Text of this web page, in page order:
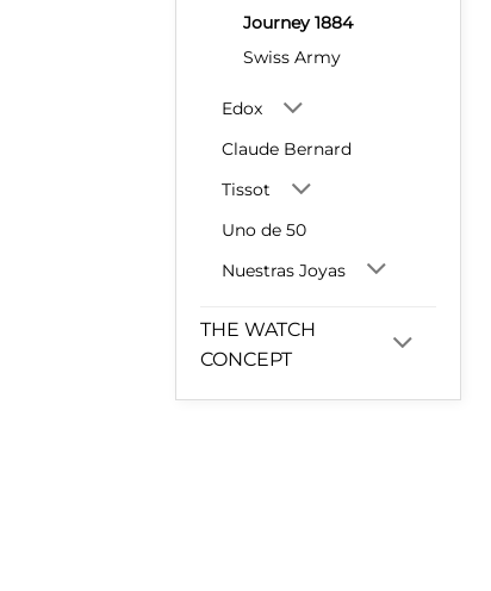
Journey 1884
Swiss Army
Edox
Claude Bernard
Tissot
Uno de 50
Nuestras Joyas
THE WATCH
CONCEPT